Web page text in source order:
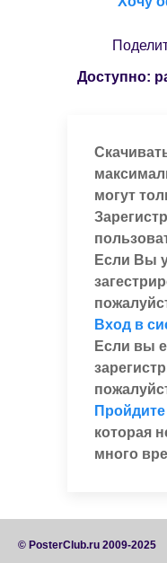
Доступно:
могут
Если Вы
Вход в
Если вы
которая
много
© PosterClub.ru 2009-2025